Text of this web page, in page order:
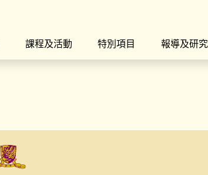
課程及活動 特別項目 報導及研究